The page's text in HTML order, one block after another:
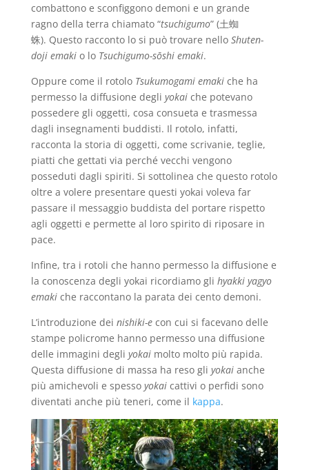
combattono e sconfiggono demoni e un grande
ragno della terra chiamato “tsuchigumo” (土蜘
蛛). Questo racconto lo si può trovare nello Shuten-
doji emakio lo Tsuchigumo-sōshi emaki.
Oppure come il rotolo Tsukumogami emaki che ha
permesso la diffusione degli yokaiche potevano
possedere gli oggetti, cosa consueta e trasmessa
dagli insegnamenti buddisti. Il rotolo, infatti,
racconta la storia di oggetti, come scrivanie, teglie,
piatti che gettati via perché vecchi vengono
posseduti dagli spiriti. Si sottolinea che questo rotolo
oltre a volere presentare questi yokai voleva far
passare il messaggio buddista del portare rispetto
agli oggetti e permette al loro spirito di riposare in
pace.
Infine, tra i rotoli che hanno permesso la diffusione e
la conoscenza degli yokai ricordiamo gli hyakki yagyo
emaki che raccontano la parata dei cento demoni.
L’introduzione dei nishiki-e con cui si facevano delle
stampe policrome hanno permesso una diffusione
delle immagini degli yokaimolto molto più rapida.
Questa diffusione di massa ha reso gli yokaianche
più amichevoli e spesso yokaicattivi o perfidi sono
diventati anche più teneri, come il kappa.